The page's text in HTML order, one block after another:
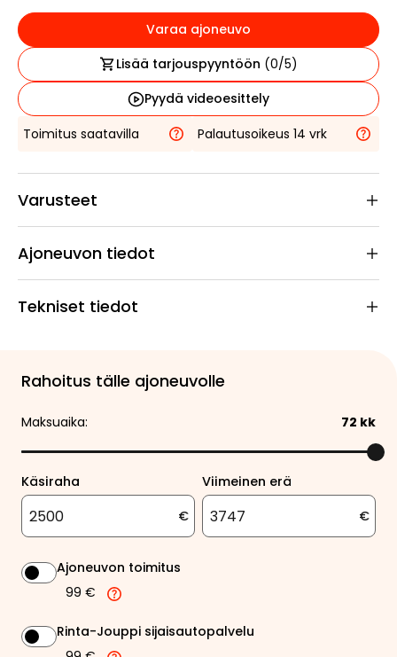
Varaa ajoneuvo
Lisää tarjouspyyntöön (0/5)
Pyydä videoesittely
Toimitus saatavilla
Palautusoikeus 14 vrk
Varusteet
Ajoneuvon tiedot
Tekniset tiedot
Rahoitus tälle ajoneuvolle
Maksuaika: 72 kk
Käsiraha
€
Viimeinen erä
€
Ajoneuvon toimitus
99 €
Rinta-Jouppi sijaisautopalvelu